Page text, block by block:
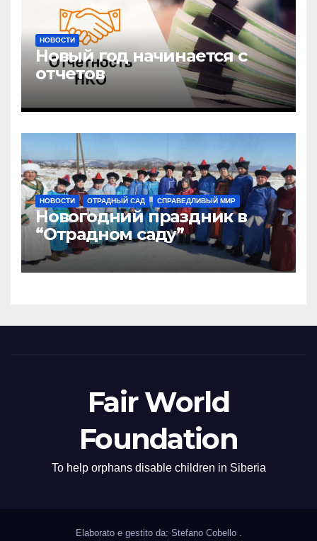
НОВОСТИ
Новый год начинается с
отчетов
НОВОСТИ ОТРАДНЫЙ САД СПРАВЕДЛИВЫЙ МИР
Новогодний праздник в
“Отрадном саду”
Fair World
Foundation
To help orphans disable children in Siberia
Elaborato e gestito da: Stefano Cobello .